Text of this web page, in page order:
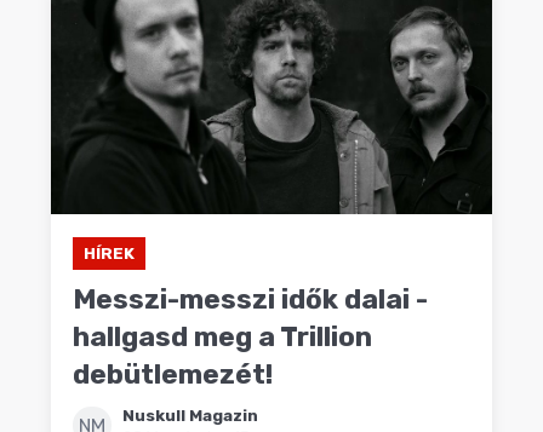
HÍREK
Messzi-messzi idők dalai -
hallgasd meg a Trillion
debütlemezét!
NM
Nuskull Magazin